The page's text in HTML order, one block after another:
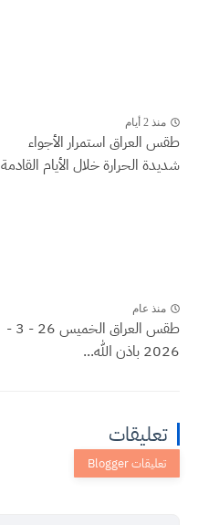
منذ 2 أيام
طقس العراق ‏استمرار الأجواء
شديدة الحرارة خلال الأيام القادمة
منذ عام
طقس العراق الخميس 26 - 3 -
2026 باذن الله...
تعليقات